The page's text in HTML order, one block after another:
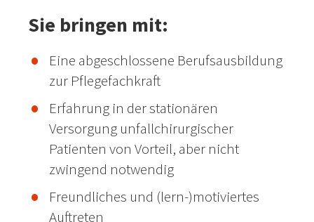
Sie bringen mit:
Eine abgeschlossene Berufsausbildung
zur Pflegefachkraft
Erfahrung in der stationären
Versorgung unfallchirurgischer
Patienten von Vorteil, aber nicht
zwingend notwendig
Freundliches und (lern-)motiviertes
Auftreten